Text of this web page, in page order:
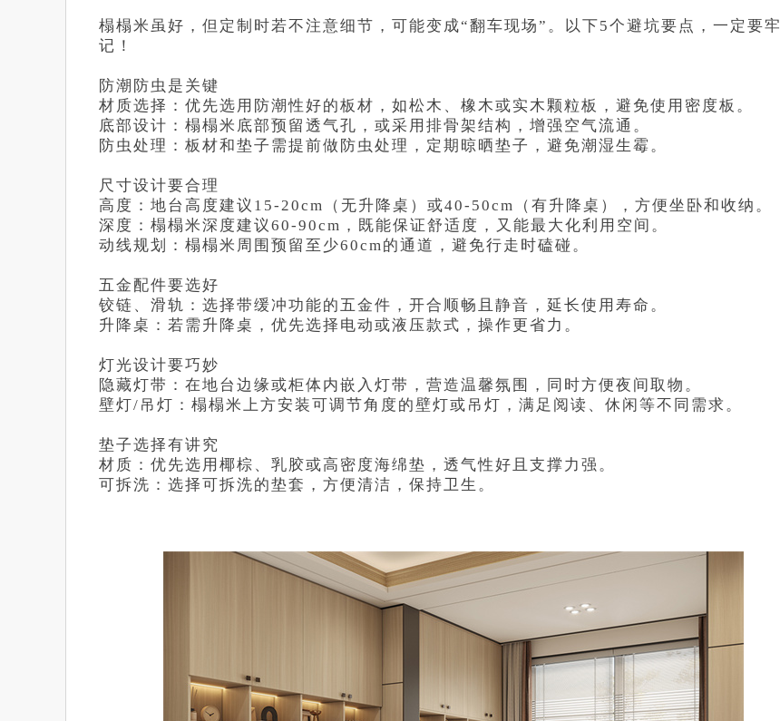
榻榻米虽好，但定制时若不注意细节，可能变成“翻车现场”。以下5个避坑要点，一定要牢
记！
防潮防虫是关键
材质选择：优先选用防潮性好的板材，如松木、橡木或实木颗粒板，避免使用密度板。
底部设计：榻榻米底部预留透气孔，或采用排骨架结构，增强空气流通。
防虫处理：板材和垫子需提前做防虫处理，定期晾晒垫子，避免潮湿生霉。
尺寸设计要合理
高度：地台高度建议15-20cm（无升降桌）或40-50cm（有升降桌），方便坐卧和收纳。
深度：榻榻米深度建议60-90cm，既能保证舒适度，又能最大化利用空间。
动线规划：榻榻米周围预留至少60cm的通道，避免行走时磕碰。
五金配件要选好
铰链、滑轨：选择带缓冲功能的五金件，开合顺畅且静音，延长使用寿命。
升降桌：若需升降桌，优先选择电动或液压款式，操作更省力。
灯光设计要巧妙
隐藏灯带：在地台边缘或柜体内嵌入灯带，营造温馨氛围，同时方便夜间取物。
壁灯/吊灯：榻榻米上方安装可调节角度的壁灯或吊灯，满足阅读、休闲等不同需求。
垫子选择有讲究
材质：优先选用椰棕、乳胶或高密度海绵垫，透气性好且支撑力强。
可拆洗：选择可拆洗的垫套，方便清洁，保持卫生。